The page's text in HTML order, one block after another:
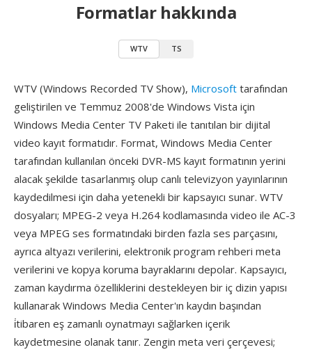
Formatlar hakkında
WTV TS
WTV (Windows Recorded TV Show), Microsoft tarafından
geliştirilen ve Temmuz 2008'de Windows Vista için
Windows Media Center TV Paketi ile tanıtılan bir dijital
video kayıt formatıdır. Format, Windows Media Center
tarafından kullanılan önceki DVR-MS kayıt formatının yerini
alacak şekilde tasarlanmış olup canlı televizyon yayınlarının
kaydedilmesi için daha yetenekli bir kapsayıcı sunar. WTV
dosyaları; MPEG-2 veya H.264 kodlamasında video ile AC-3
veya MPEG ses formatındaki birden fazla ses parçasını,
ayrıca altyazı verilerini, elektronik program rehberi meta
verilerini ve kopya koruma bayraklarını depolar. Kapsayıcı,
zaman kaydırma özelliklerini destekleyen bir iç dizin yapısı
kullanarak Windows Media Center'ın kaydın başından
i̇tibaren eş zamanlı oynatmayı sağlarken içerik
kaydetmesine olanak tanır. Zengin meta veri çerçevesi;